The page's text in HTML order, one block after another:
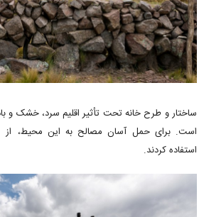
ساختار و طرح خانه تحت تأثیر اقلیم سرد، خشک و
است. برای حمل آسان مصالح به این محیط،
استفاده کردند.